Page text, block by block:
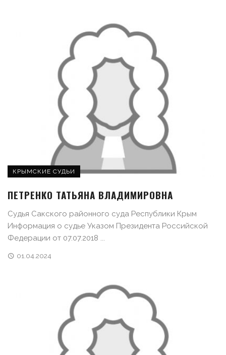
КРЫМСКИЕ СУДЬИ
ПЕТРЕНКО ТАТЬЯНА ВЛАДИМИРОВНА
Судья Сакского районного суда Республики Крым
Информация о судье Указом Президента Российской
Федерации от 07.07.2018 ...
01.04.2024